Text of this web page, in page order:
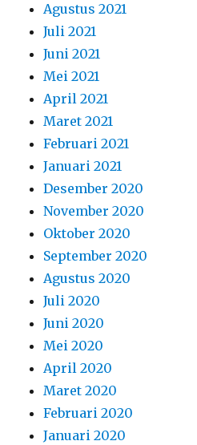
Agustus 2021
Juli 2021
Juni 2021
Mei 2021
April 2021
Maret 2021
Februari 2021
Januari 2021
Desember 2020
November 2020
Oktober 2020
September 2020
Agustus 2020
Juli 2020
Juni 2020
Mei 2020
April 2020
Maret 2020
Februari 2020
Januari 2020